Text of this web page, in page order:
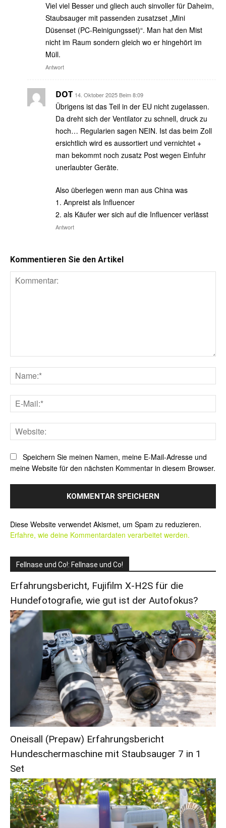
Viel viel Besser und gliech auch sinvoller für Daheim,
Staubsauger mit passenden zusatzset „Mini
Düsenset (PC-Reinigungsset)“. Man hat den Mist
nicht im Raum sondern gleich wo er hingehört im
Müll.
Antwort
DOT 14. Oktober 2025 Beim 8:09
Übrigens ist das Teil in der EU nicht zugelassen.
Da dreht sich der Ventilator zu schnell, druck zu
hoch… Regularien sagen NEIN. Ist das beim Zoll
ersichtlich wird es aussortiert und vernichtet +
man bekommt noch zusatz Post wegen Einfuhr
unerlaubter Geräte.
Also überlegen wenn man aus China was
1. Anpreist als Influencer
2. als Käufer wer sich auf die Influencer verlässt
Antwort
Kommentieren Sie den Artikel
Speichern Sie meinen Namen, meine E-Mail-Adresse und
meine Website für den nächsten Kommentar in diesem Browser.
Diese Website verwendet Akismet, um Spam zu reduzieren.
Erfahre, wie deine Kommentardaten verarbeitet werden.
Fellnase und Co!: Fellnase und Co!
Erfahrungsbericht, Fujifilm X-H2S für die
Hundefotografie, wie gut ist der Autofokus?
Oneisall (Prepaw) Erfahrungsbericht
Hundeschermaschine mit Staubsauger 7 in 1
Set